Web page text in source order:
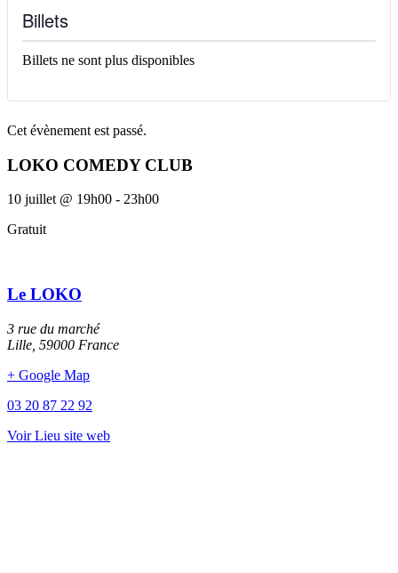
Billets
Billets ne sont plus disponibles
Cet évènement est passé.
LOKO COMEDY CLUB
10 juillet @ 19h00 - 23h00
Gratuit
Le LOKO
3 rue du marché
Lille 59000 France
+ Google Map
03 20 87 22 92
Voir Lieu site web